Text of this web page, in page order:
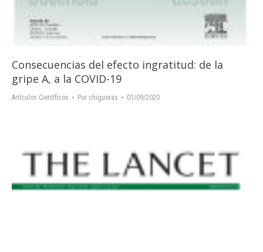
Consecuencias del efecto ingratitud: de la
gripe A, a la COVID-19
Artículos Científicos Por chigueras 01/09/2020